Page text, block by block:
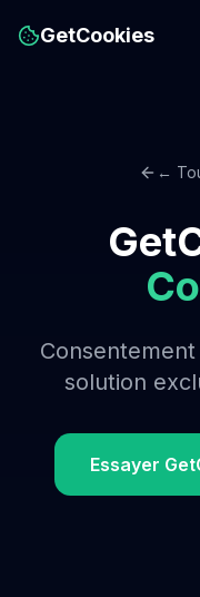
GetCookies
←
solution
Essayer